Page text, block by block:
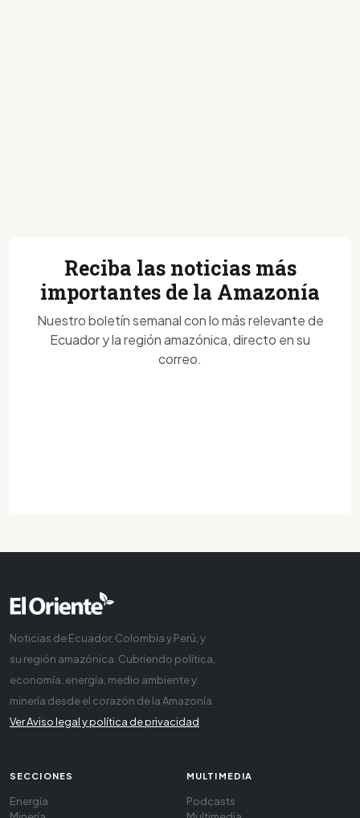
Reciba las noticias más
importantes de la Amazonía
Nuestro boletín semanal con lo más relevante de
Ecuador y la región amazónica, directo en su
correo.
Noticias de Ecuador, Colombia y Perú, y
su región amazónica. Cubriendo política,
economía, energía, medio ambiente y
minería desde el corazón de la Amazonía
Ver Aviso legal y política de privacidad
SECCIONES
Energía
MULTIMEDIA
Podcasts